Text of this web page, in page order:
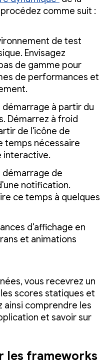
comme suit :
de test
Envisagez
de gamme pour
de performances et
à partir du
Démarrez à froid
de l'icône de
temps nécessaire
interactive.
démarrage de
notification.
ce temps à quelques
d'affichage en
et animations
vous recevrez un
scores statiques et
ainsi comprendre les
et savoir sur
les frameworks